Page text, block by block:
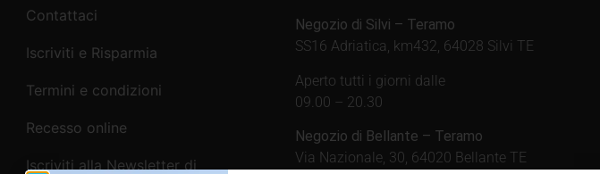
Contattaci
Iscriviti e Risparmia
Termini e condizioni
Recesso online
Iscriviti alla Newsletter di
Negozio di Silvi – Teramo
SS16 Adriatica, km432, 64028 Silvi TE
Aperto tutti i giorni dalle
09.00 – 20.30
Negozio di Bellante – Teramo
Via Nazionale, 30, 64020 Bellante TE